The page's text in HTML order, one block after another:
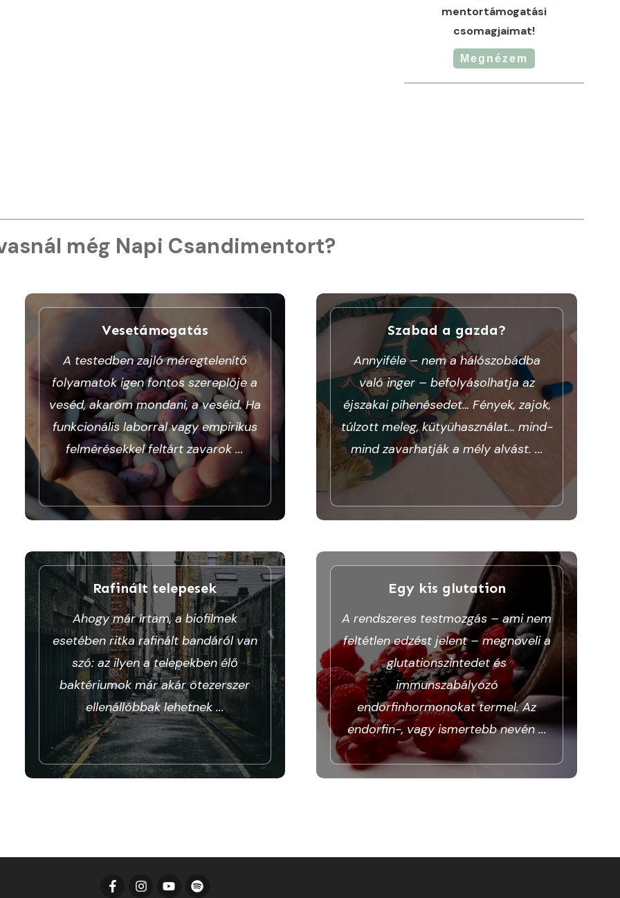
mentortámogatási
csomagjaimat!
Megnézem
még Napi Csandimentort?
Vesetámogatás
A testedben zajló méregtelenítő
folyamatok igen fontos szereplője a
veséd, akarom mondani, a veséid. Ha
funkcionális laborral vagy empirikus
felmérésekkel feltárt zavarok...
Szabad a gazda?
Annyiféle – nem a hálószobádba
való inger – befolyásolhatja az
éjszakai pihenésedet… Fények, zajok,
túlzott meleg, kütyühasználat… mind-
mind zavarhatják a mély alvást. ...
Rafinált telepesek
Ahogy már írtam, a biofilmek
esetében ritka rafinált bandáról van
szó: az ilyen a telepekben élő
baktériumok már akár ötezerszer
ellenállóbbak lehetnek...
Egy kis glutation
A rendszeres testmozgás – ami nem
feltétlen edzést jelent – megnöveli a
glutationszintedet és
immunszabályozó
endorfinhormonokat termel. Az
endorfin-, vagy ismertebb nevén...